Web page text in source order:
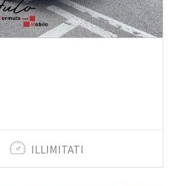
ILLIMITATI